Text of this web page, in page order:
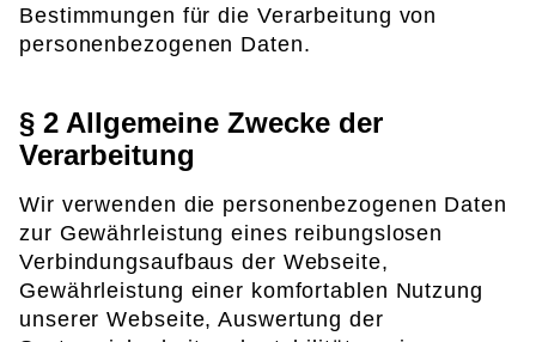
Bestimmungen für die Verarbeitung von
personenbezogenen Daten.
§ 2 Allgemeine Zwecke der
Verarbeitung
Wir verwenden die personenbezogenen Daten
zur Gewährleistung eines reibungslosen
Verbindungsaufbaus der Webseite,
Gewährleistung einer komfortablen Nutzung
unserer Webseite, Auswertung der